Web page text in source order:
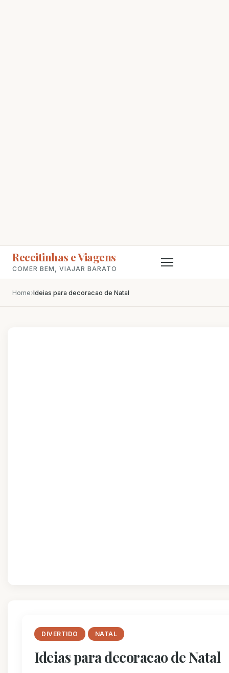
Receitinhas e Viagens
COMER BEM, VIAJAR BARATO
Home›Ideias para decoracao de Natal
DIVERTIDO NATAL
Ideias para decoracao de Natal